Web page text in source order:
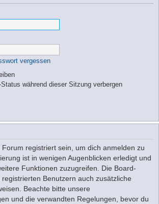
vergessen
während dieser Sitzung verbergen
registriert sein, um dich anmelden zu
ist in wenigen Augenblicken erledigt und
Funktionen zuzugreifen. Die Board-
Benutzern auch zusätzliche
Beachte bitte unsere
und die verwandten Regelungen, bevor du